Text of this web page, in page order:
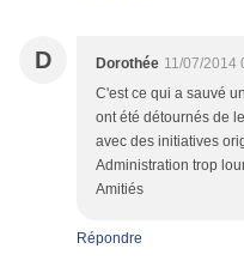
D Dorothée 11/07/2014
C'est ce qui a sauvé
ont été détournés de
avec des initiatives
Administration trop
Amitiés
Répondre